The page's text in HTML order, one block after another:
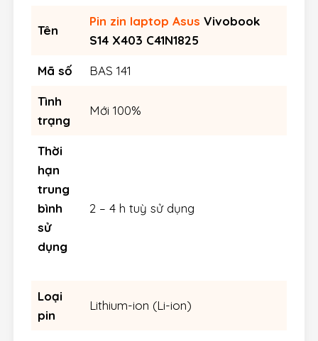
Tên
Pin zin laptop Asus Vivobook
S14 X403 C41N1825
Mã số BAS 141
Tình
trạng
Mới 100%
Thời
hạn
trung
bình
sử
dụng
2 – 4 h tuỳ sử dụng
Loại
pin
Lithium-ion (Li-ion)